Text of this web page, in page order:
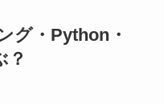
グ・Python・
？